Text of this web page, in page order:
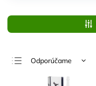
Odporúčame
Najlacnejšie